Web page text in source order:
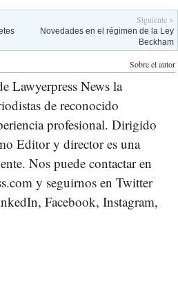
Siguiente >
Novedades en el régimen de la Ley
Beckham
Sobre el autor
Lawyerpress News la
de reconocido
profesional. Dirigido
Editor y director es una
Nos puede contactar en
y seguirnos en Twitter
Facebook, Instagram,